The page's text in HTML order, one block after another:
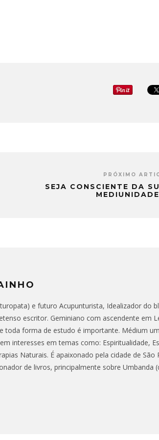
PRÓXIMO
SEJA CONSCIENTE DA
e futuro Acupunturista, Idealizador do
escritor. Geminiano com ascendente em
toda forma de estudo é importante. Médium
interesses em temas como: Espiritualidade,
Naturais. É apaixonado pela cidade de São
de livros, principalmente sobre Umbanda